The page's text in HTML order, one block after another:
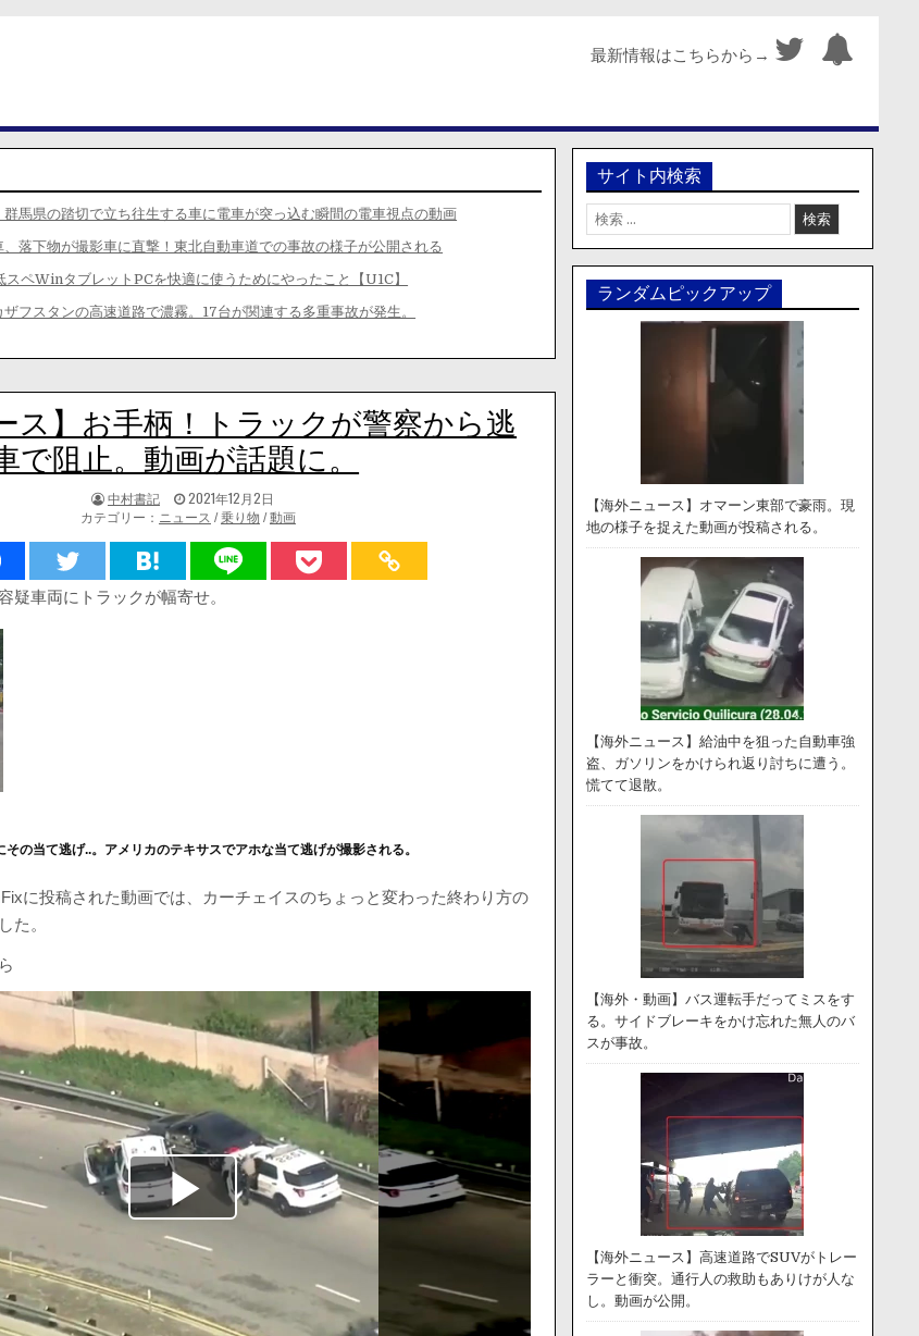
最新情報はこちらから→
群馬県の踏切で立ち往生する車に電車が突っ込む瞬間の電車視点の動画
、落下物が撮影車に直撃！東北自動車道での事故の様子が公開される
スペWinタブレットPCを快適に使うためにやったこと【U1C】
ザフスタンの高速道路で濃霧。17台が関連する多重事故が発生。
ス】お手柄！トラックが警察から逃
で阻止。動画が話題に。
著
者:
中村書記
掲
載
日：
2021年12月2日
カテゴリー： ニュース /乗り物 /動画
疑車両にトラックが幅寄せ。
その当て逃げ..。アメリカのテキサスでアホな当て逃げが撮影される。
に投稿された動画では、カーチェイスのちょっと変わった終わり方の
た。
サイト内検索
検
索:
ランダムピックアップ
【海外ニュース】オマーン東部で豪雨。現
地の様子を捉えた動画が投稿される。
【海外ニュース】給油中を狙った自動車強
盗、ガソリンをかけられ返り討ちに遭う。
慌てて退散。
【海外・動画】バス運転手だってミスをす
る。サイドブレーキをかけ忘れた無人のバ
スが事故。
【海外ニュース】高速道路でSUVがトレー
ラーと衝突。通行人の救助もありけが人な
し。動画が公開。